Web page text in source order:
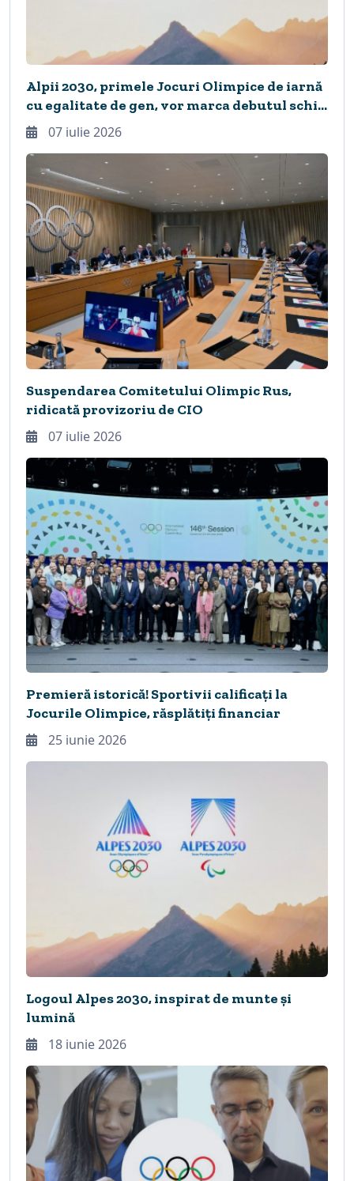
Alpii 2030, primele Jocuri Olimpice de iarnă
cu egalitate de gen, vor marca debutul schi
și snowboard freeride și patinaj artistic
synchro9
07 iulie 2026
Suspendarea Comitetului Olimpic Rus,
ridicată provizoriu de CIO
07 iulie 2026
Premieră istorică! Sportivii calificați la
Jocurile Olimpice, răsplătiți financiar
25 iunie 2026
Logoul Alpes 2030, inspirat de munte și
lumină
18 iunie 2026